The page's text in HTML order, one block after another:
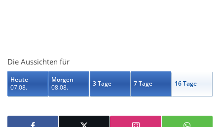
Die Aussichten für
Heute
07.08.
Morgen
08.08.
3 Tage 7 Tage 16 Tage